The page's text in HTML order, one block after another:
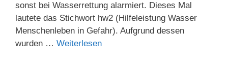
sonst bei Wasserrettung alarmiert. Dieses Mal
lautete das Stichwort hw2 (Hilfeleistung Wasser
Menschenleben in Gefahr). Aufgrund dessen
wurden … Weiterlesen